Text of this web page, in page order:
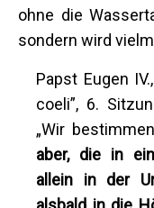
ohne die
sondern wird
Papst Eugen IV.,
coeli”, 6.
„Wir
aber, die in
allein in der